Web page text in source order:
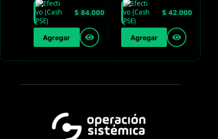
$ 84.000
Agregar
$ 42.000
Agregar